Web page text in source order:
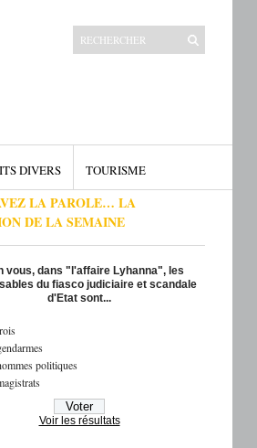
DIVERS TOURISME
LA PAROLE… LA
DE LA SEMAINE
vous, dans "l'affaire Lyhanna", les
du fiasco judiciaire et scandale
d'Etat sont...
politiques
Voir les résultats